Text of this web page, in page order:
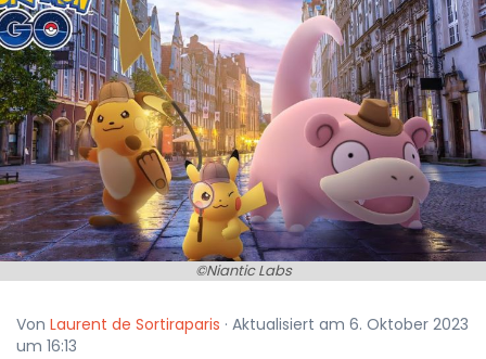
©Niantic Labs
Von Laurent de Sortiraparis · Aktualisiert am 6. Oktober 2023
um 16:13